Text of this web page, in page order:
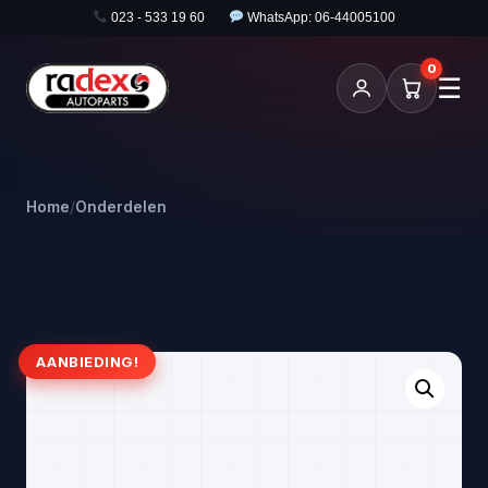
023 - 533 19 60 WhatsApp: 06-44005100
0
☰
Home/Onderdelen
AANBIEDING!